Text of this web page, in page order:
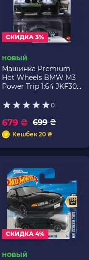
СКИДКА 3%
НОВЫЙ
Машинка Premium
Hot Wheels BMW M3
Power Trip 1:64 JKF30
0
699 ₴
679 ₴
Кешбек 20 ₴
СКИДКА 4%
НОВЫЙ